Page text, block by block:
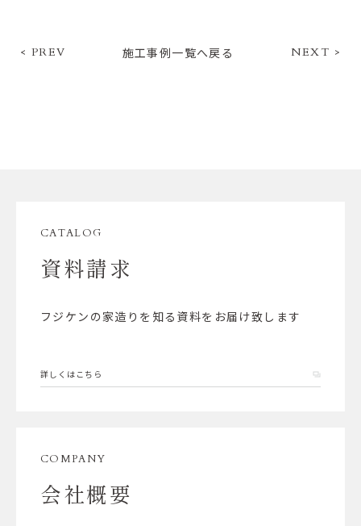
< PREV 施工事例一覧へ戻る NEXT >
CATALOG
資料請求
フジケンの家造りを知る資料をお届け致します
詳しくはこちら
COMPANY
会社概要